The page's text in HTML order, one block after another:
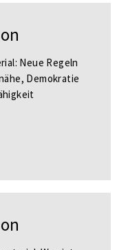
Neue Regeln
Demokratie